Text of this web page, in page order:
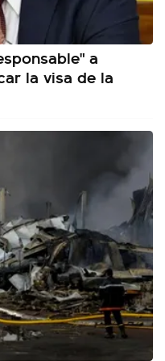
a
la visa de la